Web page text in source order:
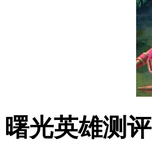
曙光英雄测评